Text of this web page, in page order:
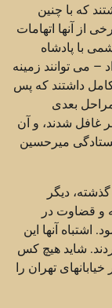
که با چنین
از آنها اتهامات
با پادشاه
می توانند زمینه
داشتند که پس
مراحل بعدی
غافل شدند، و آن
میرحسین
دیگر
و قضاوت در
اشتباه آنها این
شاید هیچ کس
تهران را